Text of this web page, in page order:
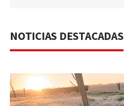
NOTICIAS DESTACADAS